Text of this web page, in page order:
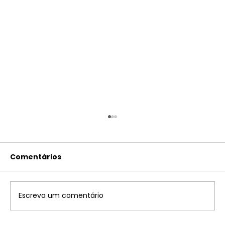
Comentários
Escreva um comentário